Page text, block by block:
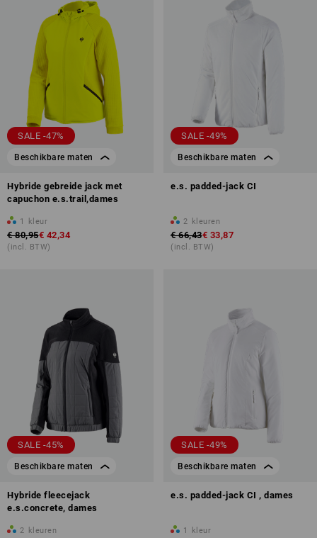
SALE -47%
Beschikbare maten
Hybride gebreide jack met
capuchon e.s.trail,dames
1 kleur
€ 80,95€ 42,34
(incl. BTW)
SALE -49%
Beschikbare maten
e.s. padded-jack CI
2 kleuren
€ 66,43€ 33,87
(incl. BTW)
SALE -45%
Beschikbare maten
Hybride fleecejack
e.s.concrete, dames
2 kleuren
SALE -49%
Beschikbare maten
e.s. padded-jack CI , dames
1 kleur